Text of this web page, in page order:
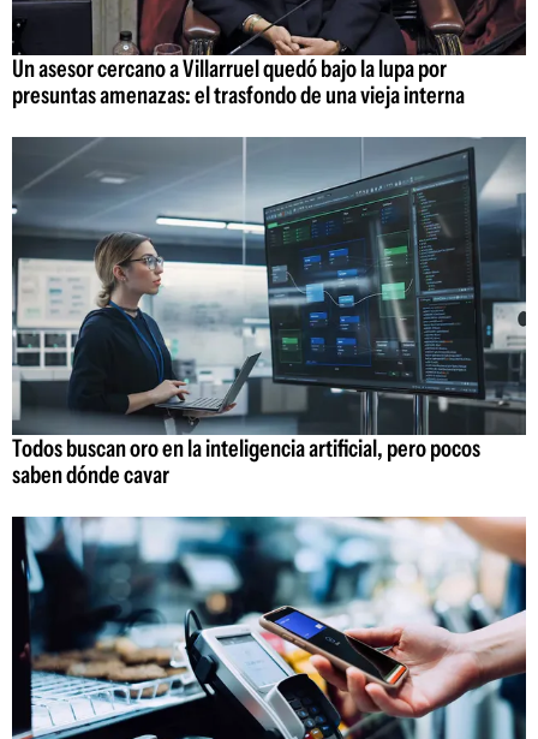
Un asesor cercano a Villarruel quedó bajo la lupa por
presuntas amenazas: el trasfondo de una vieja interna
Todos buscan oro en la inteligencia artificial, pero pocos
saben dónde cavar